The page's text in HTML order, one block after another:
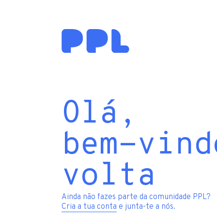
Olá,
bem-
volta
Ainda não fazes parte da comunidade PPL?
Cria a tua conta e junta-te a nós.